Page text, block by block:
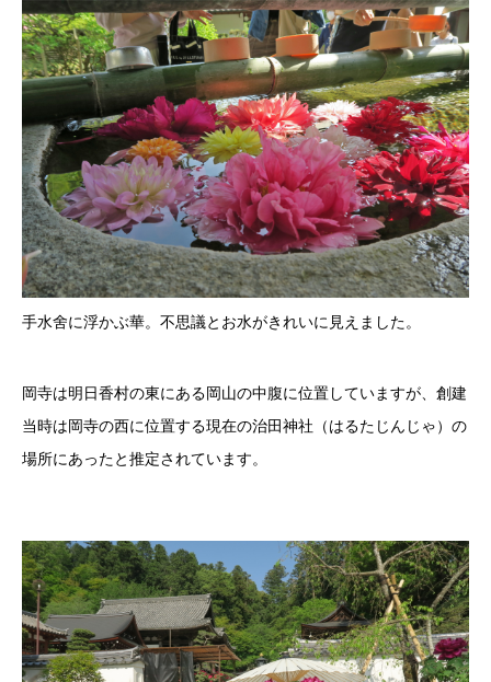
手水舍に浮かぶ華。不思議とお水がきれいに見えました。
岡寺は明日香村の東にある岡山の中腹に位置していますが、創建
当時は岡寺の西に位置する現在の治田神社（はるたじんじゃ）の
場所にあったと推定されています。